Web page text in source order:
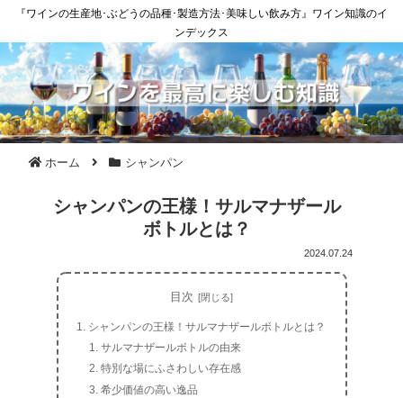
『ワインの生産地･ぶどうの品種･製造方法･美味しい飲み方』ワイン知識のイ
ンデックス
ホーム シャンパン
シャンパンの王様！サルマナザール
ボトルとは？
2024.07.24
目次
シャンパンの王様！サルマナザールボトルとは？
サルマナザールボトルの由来
特別な場にふさわしい存在感
希少価値の高い逸品